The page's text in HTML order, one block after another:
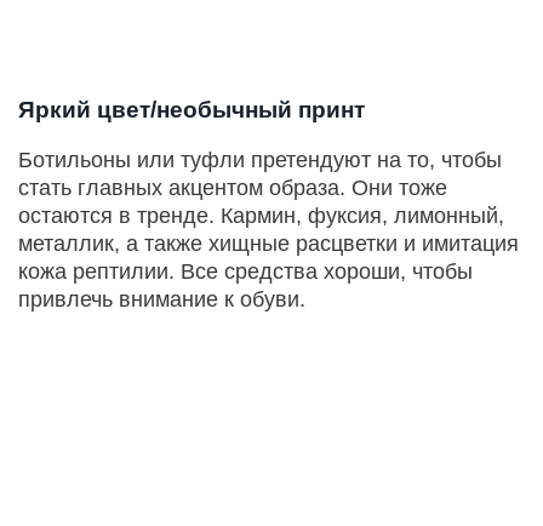
Яркий цвет/необычный принт
Ботильоны или туфли претендуют на то, чтобы
стать главных акцентом образа. Они тоже
остаются в тренде. Кармин, фуксия, лимонный,
металлик, а также хищные расцветки и имитация
кожа рептилии. Все средства хороши, чтобы
привлечь внимание к обуви.